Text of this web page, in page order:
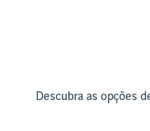
Descubra as opções